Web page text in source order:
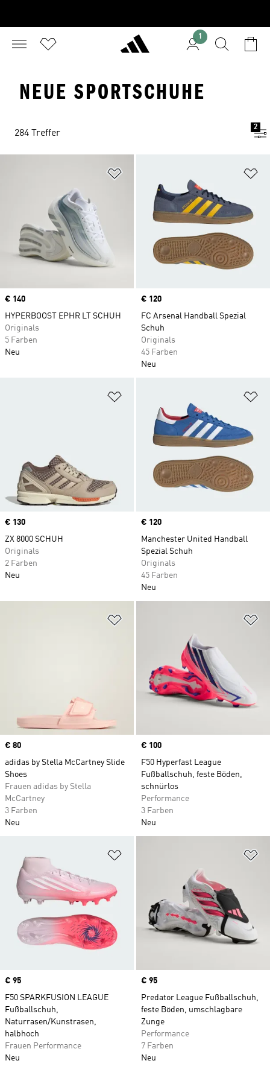
1
NEUE SPORTSCHUHE
284 Treffer
2
Price
€ 140
HYPERBOOST EPHR LT SCHUH
Originals
5 Farben
Neu
Price
€ 120
FC Arsenal Handball Spezial
Schuh
Originals
45 Farben
Neu
Price
€ 130
ZX 8000 SCHUH
Originals
2 Farben
Neu
Price
€ 120
Manchester United Handball
Spezial Schuh
Originals
45 Farben
Neu
Zur Wunschliste hinzufügen
Price
€ 80
adidas by Stella McCartney Slide
Shoes
Frauen adidas by Stella
McCartney
3 Farben
Neu
Price
€ 100
F50 Hyperfast League
Fußballschuh, feste Böden,
schnürlos
Performance
3 Farben
Neu
Zur Wunschliste hinzufügen
Price
€ 95
F50 SPARKFUSION LEAGUE
Fußballschuh,
Naturrasen/Kunstrasen,
halbhoch
Frauen Performance
Neu
Price
€ 95
Predator League Fußballschuh,
feste Böden, umschlagbare
Zunge
Performance
7 Farben
Neu